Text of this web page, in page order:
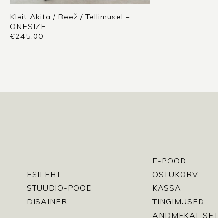
Kleit Akita / Beež / Tellimusel –
ONESIZE
€245.00
ESILEHT
STUUDIO-POOD
DISAINER
E-POOD
OSTUKORV
KASSA
TINGIMUSED